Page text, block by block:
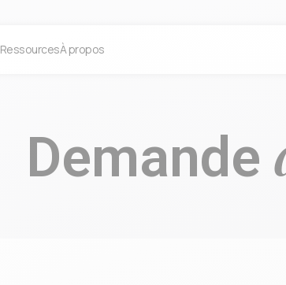
RessourcesÀ propos
Demande